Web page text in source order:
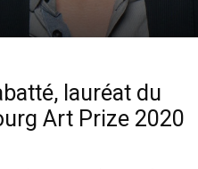
lauréat du
Art Prize 2020